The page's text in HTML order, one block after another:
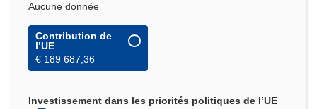
Aucune donnée
Contribution de
l’UE
€ 189 687,36
Investissement dans les priorités politiques de l’UE